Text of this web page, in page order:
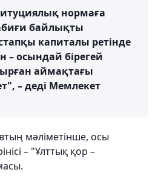
нормаға
байлықты
капиталы ретінде
– осындай бірегей
аймақтағы
– деді Мемлекет
мәліметінше, осы
– "Ұлттық қор –